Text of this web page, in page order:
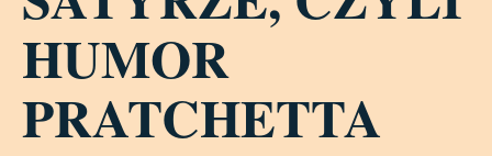
HUMOR
PRATCHETTA